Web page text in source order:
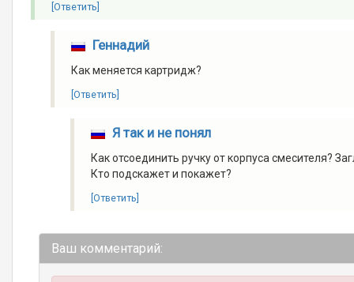
[Ответить]
Геннадий
Как меняется картридж?
[Ответить]
Я так и не понял
Как отсоединить ручку от корпуса смесителя?
Кто подскажет и покажет?
[Ответить]
Ваш комментарий: